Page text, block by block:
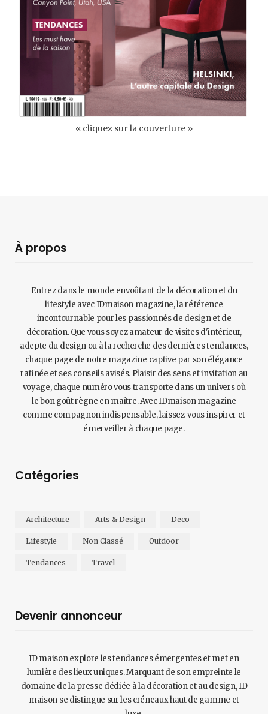
« cliquez sur la couverture »
À propos
Entrez dans le monde envoûtant de la décoration et du
lifestyle avec IDmaison magazine, la référence
incontournable pour les passionnés de design et de
décoration. Que vous soyez amateur de visites d'intérieur,
adepte du design ou à la recherche des dernières tendances,
chaque page de notre magazine captive par son élégance
rafinée et ses conseils avisés. Plaisir des sens et invitation au
voyage, chaque numéro vous transporte dans un univers où
le bon goût règne en maître. Avec IDmaison magazine
comme compagnon indispensable, laissez-vous inspirer et
émerveiller à chaque page.
Catégories
Architecture Arts & Design Deco
Lifestyle Non Classé Outdoor
Tendances Travel
Devenir annonceur
ID maison explore les tendances émergentes et met en
lumière des lieux uniques. Marquant de son empreinte le
domaine de la presse dédiée à la décoration et au design, ID
maison se distingue sur les créneaux haut de gamme et